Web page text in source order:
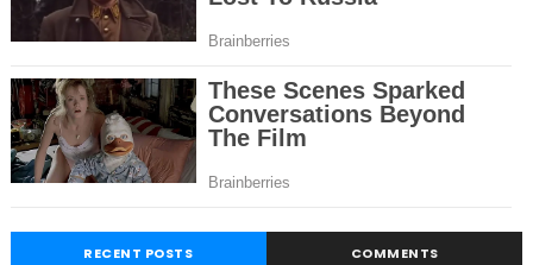
RECENT POSTS COMMENTS